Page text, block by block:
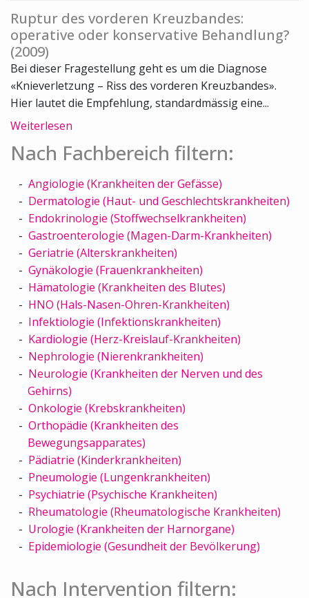
Ruptur des vorderen Kreuzbandes:
operative oder konservative Behandlung?
(2009)
Bei dieser Fragestellung geht es um die Diagnose
«Knieverletzung – Riss des vorderen Kreuzbandes».
Hier lautet die Empfehlung, standardmässig eine...
Weiterlesen
Nach Fachbereich filtern:
Angiologie (Krankheiten der Gefässe)
Dermatologie (Haut- und Geschlechtskrankheiten)
Endokrinologie (Stoffwechselkrankheiten)
Gastroenterologie (Magen-Darm-Krankheiten)
Geriatrie (Alterskrankheiten)
Gynäkologie (Frauenkrankheiten)
Hämatologie (Krankheiten des Blutes)
HNO (Hals-Nasen-Ohren-Krankheiten)
Infektiologie (Infektionskrankheiten)
Kardiologie (Herz-Kreislauf-Krankheiten)
Nephrologie (Nierenkrankheiten)
Neurologie (Krankheiten der Nerven und des
Gehirns)
Onkologie (Krebskrankheiten)
Orthopädie (Krankheiten des
Bewegungsapparates)
Pädiatrie (Kinderkrankheiten)
Pneumologie (Lungenkrankheiten)
Psychiatrie (Psychische Krankheiten)
Rheumatologie (Rheumatologische Krankheiten)
Urologie (Krankheiten der Harnorgane)
Epidemiologie (Gesundheit der Bevölkerung)
Nach Intervention filtern: